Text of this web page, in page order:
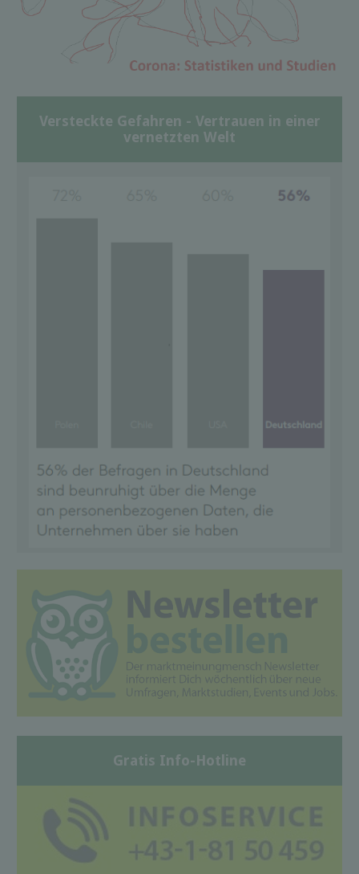
Versteckte Gefahren - Vertrauen in einer
vernetzten Welt
Gratis Info-Hotline